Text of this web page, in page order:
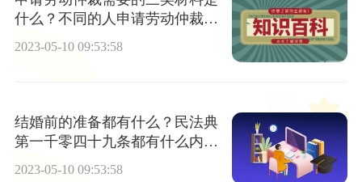
什么？不同的人申请劳动仲裁需
要的材料相同吗？
2023-05-10 09:53:58
结婚前的准备都有什么？民法典
第一千零四十九条都有什么内
2023-05-10 09:53:58